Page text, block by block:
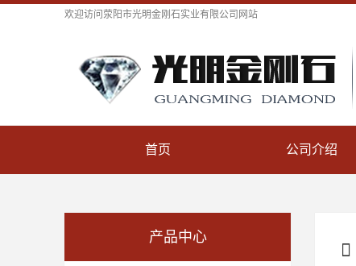
欢迎访问 荥阳市光明金刚石实业有限公司 网站
首页 公司介绍
产品中心